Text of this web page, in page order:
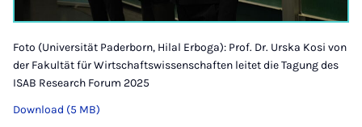
Foto (Universität Paderborn, Hilal Erboga): Prof. Dr. Urska Kosi von
der Fakultät für Wirtschaftswissenschaften leitet die Tagung des
ISAB Research Forum 2025
Download (5 MB)